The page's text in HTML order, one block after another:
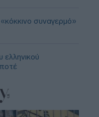
συναγερμό»
ελληνικού